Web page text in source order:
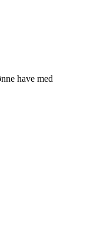
have med